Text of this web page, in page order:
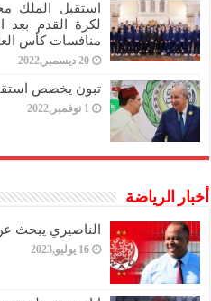
استقبل الملك
لكرة القدم بعد
منافسات كأس العالم
20 ديسمبر,2022
تبون يخصص
1 نوفمبر,2022
أخبار الرياضة
الناصيري يبحث
16 يوليو,2023